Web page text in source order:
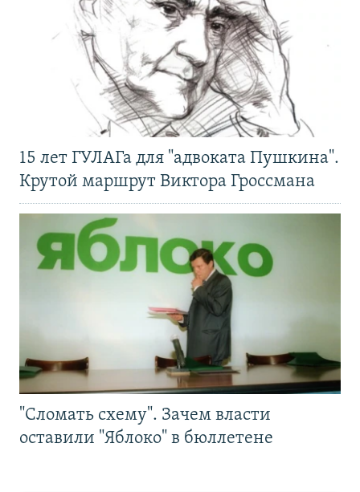
15 лет ГУЛАГа для "адвоката Пушкина".
Крутой маршрут Виктора Гроссмана
"Сломать схему". Зачем власти
оставили "Яблоко" в бюллетене